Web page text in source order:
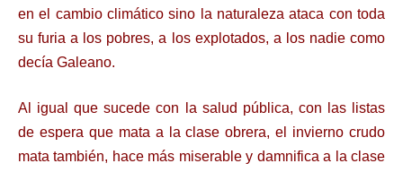
en el cambio climático sino la naturaleza ataca con toda
su furia a los pobres, a los explotados, a los nadie como
decía Galeano.
Al igual que sucede con la salud pública, con las listas
de espera que mata a la clase obrera, el invierno crudo
mata también, hace más miserable y damnifica a la clase